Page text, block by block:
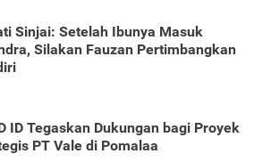
Sinjai: Setelah Ibunya Masuk
Silakan Fauzan Pertimbangkan
ID Tegaskan Dukungan bagi Proyek
PT Vale di Pomalaa